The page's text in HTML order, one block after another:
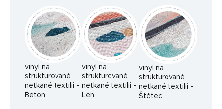
vinyl na
strukturované
netkané textilii -
Beton
vinyl na
strukturované
netkané textilii -
Len
vinyl na
strukturované
netkané textilii -
Štětec